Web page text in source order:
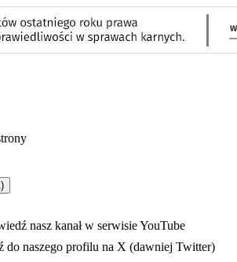
się w nowej karcie
- otwiera się w nowej karcie
nasz kanał w serwisie YouTube
nowej karcie
do naszego profilu na X (dawniej Twitter)